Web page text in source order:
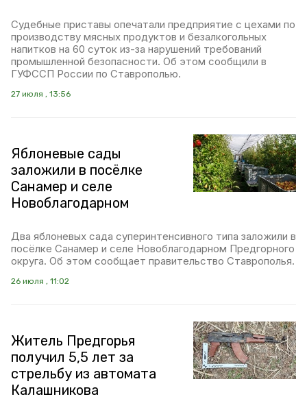
Судебные приставы опечатали предприятие с цехами по
производству мясных продуктов и безалкогольных
напитков на 60 суток из-за нарушений требований
промышленной безопасности. Об этом сообщили в
ГУФССП России по Ставрополью.
27 июля , 13:56
Яблоневые сады
заложили в посёлке
Санамер и селе
Новоблагодарном
Два яблоневых сада суперинтенсивного типа заложили в
посёлке Санамер и селе Новоблагодарном Предгорного
округа. Об этом сообщает правительство Ставрополья.
26 июля , 11:02
Житель Предгорья
получил 5,5 лет за
стрельбу из автомата
Калашникова